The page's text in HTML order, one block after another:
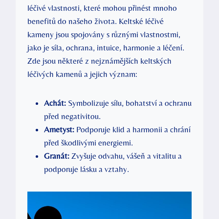
léčivé vlastnosti, které mohou přinést mnoho
benefitů do našeho života. Keltské léčivé
kameny jsou spojovány s různými vlastnostmi,
jako je síla, ochrana, intuice, harmonie a léčení.
Zde jsou některé z nejznámějších keltských
léčivých kamenů a jejich význam:
Achát: Symbolizuje sílu, bohatství a ochranu
před negativitou.
Ametyst: Podporuje klid a harmonii a chrání
před škodlivými energiemi.
Granát: Zvyšuje odvahu, vášeň a vitalitu a
podporuje lásku a vztahy.